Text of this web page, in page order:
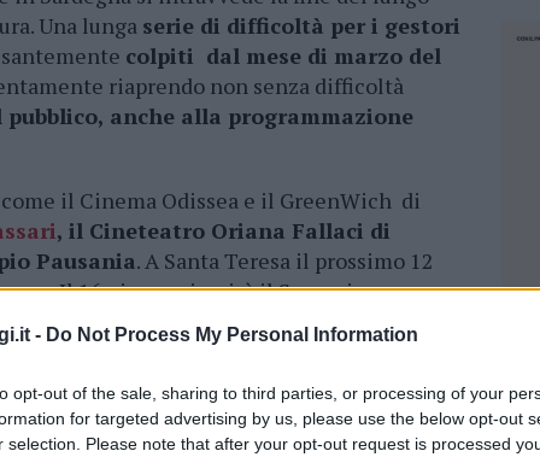
- Do Not Process My Personal Information
opt-out of the sale, sharing to third parties, or processing of your
for targeted advertising by us, please use the below opt-out
selection. Please note that after your opt-out request is processed
Una lunga serie di difficoltà per i gestori
colpiti dal mese di marzo del
riaprendo non senza difficoltà
pubblico, anche alla programmazione
come il Cinema Odissea e il GreenWich di
, il Cineteatro Oriana Fallaci di
Pausania. A Santa Teresa il prossimo 12
Il 16 giugno riaprirà il Supercinema
anche il
dell’Arena La Conchiglia di La
Notte di Palau.